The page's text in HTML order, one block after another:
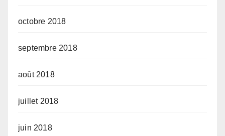
octobre 2018
septembre 2018
août 2018
juillet 2018
juin 2018